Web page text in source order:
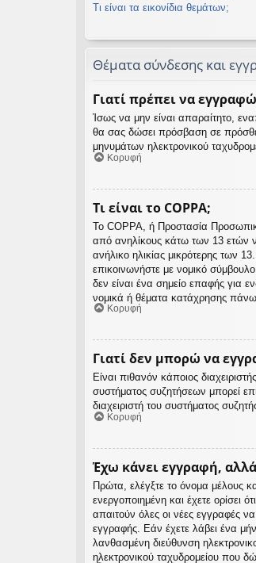
Τι είναι τα εικονίδια θεμάτων;
Θέματα σύνδεσης και
Γιατί πρέπει να
Ίσως να μην είναι απαραίτητο,
θα σας δώσει πρόσβαση σε
μηνυμάτων ηλεκτρονικού
Κορυφή
Τι είναι το COPPA;
Το COPPA, ή Προστασία
από ανηλίκους κάτω των 13 ετών
ανήλικο ηλικίας μικρότερης των
επικοινωνήστε με νομικό
δεν είναι ένα σημείο επαφής για
νομικά ή θέματα κατάχρησης
Κορυφή
Γιατί δεν μπορώ να
Είναι πιθανόν κάποιος
συστήματος συζητήσεων μπορεί
διαχειριστή του συστήματος
Κορυφή
Έχω κάνει εγγραφή,
Πρώτα, ελέγξτε το όνομα μέλους
ενεργοποιημένη και έχετε ορίσει
απαιτούν όλες οι νέες εγγραφές
εγγραφής. Εάν έχετε λάβει ένα
λανθασμένη διεύθυνση
ηλεκτρονικού ταχυδρομείου που